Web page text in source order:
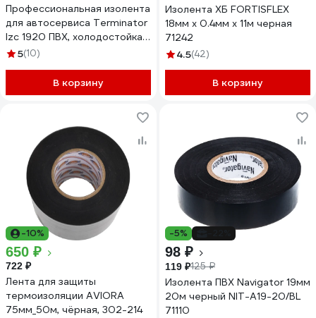
Профессиональная изолента
для автосервиса Terminator
Izс 1920 ПВХ, холодостойкая,
19 мм, 20 м, толщина 0.16 мм
5(10)
В корзину
Изолента ХБ FORTISFLEX
18мм х 0.4мм х 11м черная
71242
4.5(42)
В корзину
-10%
650 ₽
722 ₽
Лента для защиты
термоизоляции AVIORA
75мм_50м, чёрная, 302-214
-5%
98 ₽
119 ₽125 ₽
Изолента ПВХ Navigator 19мм
20м черный NIT-A19-20/BL
71110